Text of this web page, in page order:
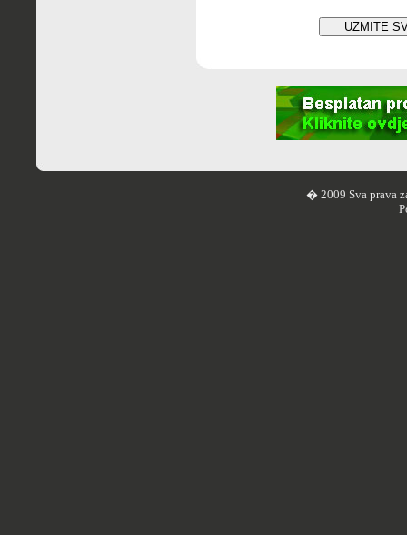
� 2009 Sva prava